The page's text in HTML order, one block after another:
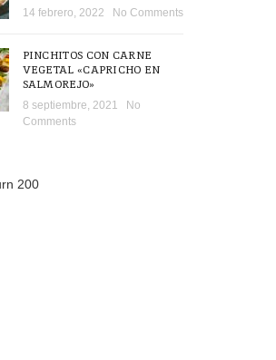
14 febrero, 2022 No Comments
PINCHITOS CON CARNE
VEGETAL «CAPRICHO EN
SALMOREJO»
8 septiembre, 2021
No
Comments
200